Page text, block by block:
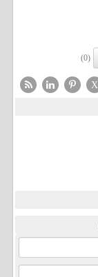
(0)
X